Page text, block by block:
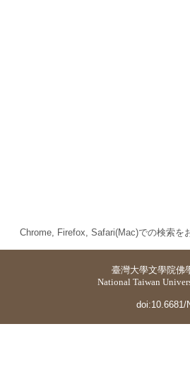
Chrome, Firefox, Safari(Mac)での検索を
臺灣大學文學院佛
National Taiwan
doi:10.6681/